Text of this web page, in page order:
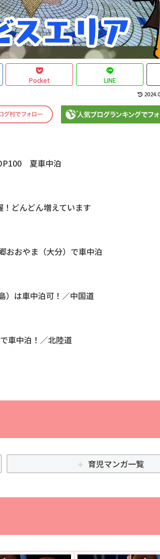
Pocket LINE
夏車中泊
どんどん増えています
おおやま（大分）で車中泊
は車中泊可！／中国道
車中泊！／北陸道
育児マンガ一覧